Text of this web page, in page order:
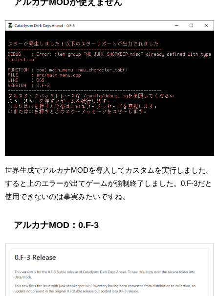
アルカナMODが使えません
世界生成でアルカナMODを導入してカスタムを実行しました。
すると上のエラーが出てゲームが強制終了しました。0.F-3だと
使用できないのは事実みたいですね。
アルカナMOD：0.F-3